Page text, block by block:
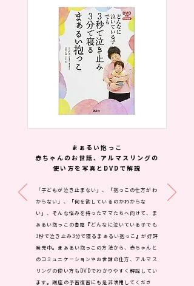
まぁるい抱っこ
赤ちゃんのお世話、アルマスリングの
使い方を写真とDVDで解説
「子どもが泣き止まない」、「抱っこの仕方がわ
からない」、「何を欲しているのかわからな
い」、そんな悩みを持ったママたちへ向けて、ま
ぁるい抱っこの書籍『どんなに泣いている子でも
3秒で泣き止み3分で寝るまぁるい抱っこ』が好評
発売中。まぁるい抱っこの方法から、赤ちゃんと
のコミュニケーションやお世話の仕方、アルマス
リングの使い方もDVDでわかりやすく解説してい
ます。講座の予習復習にも是非活用してくださ